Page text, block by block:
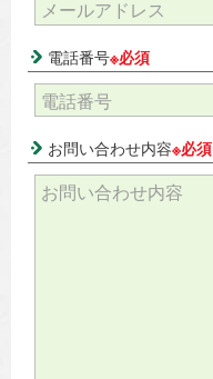
電話番号※必須
お問い合わせ内容※必須